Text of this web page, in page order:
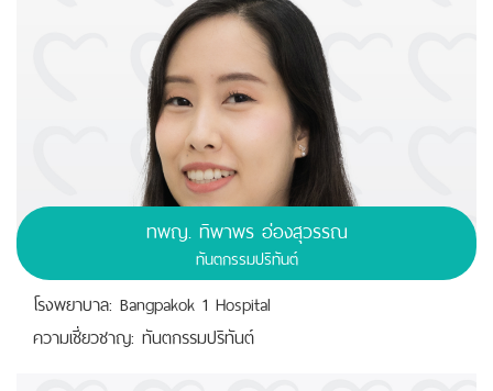
ทพญ. ทิพาพร อ่องสุวรรณ
ทันตกรรมปริทันต์
โรงพยาบาล: Bangpakok 1 Hospital
ความเชี่ยวชาญ: ทันตกรรมปริทันต์